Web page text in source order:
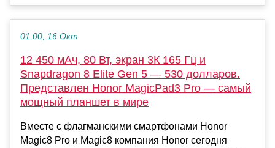
01:00, 16 Окт
12 450 мАч, 80 Вт, экран 3К 165 Гц и
Snapdragon 8 Elite Gen 5 — 530 долларов.
Представлен Honor MagicPad3 Pro — самый
мощный планшет в мире
Вместе с флагманскими смартфонами Honor
Magic8 Pro и Magic8 компания Honor сегодня